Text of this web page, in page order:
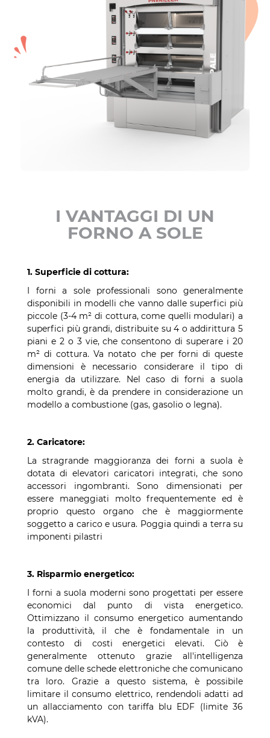
I VANTAGGI DI UN
FORNO A SOLE
1. Superficie di cottura:
I forni a sole professionali sono generalmente
disponibili in modelli che vanno dalle superfici più
piccole (3-4 m² di cottura, come quelli modulari) a
superfici più grandi, distribuite su 4 o addirittura 5
piani e 2 o 3 vie, che consentono di superare i 20
m² di cottura. Va notato che per forni di queste
dimensioni è necessario considerare il tipo di
energia da utilizzare. Nel caso di forni a suola
molto grandi, è da prendere in considerazione un
modello a combustione (gas, gasolio o legna).
2. Caricatore:
La stragrande maggioranza dei forni a suola è
dotata di elevatori caricatori integrati, che sono
accessori ingombranti. Sono dimensionati per
essere maneggiati molto frequentemente ed è
proprio questo organo che è maggiormente
soggetto a carico e usura. Poggia quindi a terra su
imponenti pilastri
3. Risparmio energetico:
I forni a suola moderni sono progettati per essere
economici dal punto di vista energetico.
Ottimizzano il consumo energetico aumentando
la produttività, il che è fondamentale in un
contesto di costi energetici elevati. Ciò è
generalmente ottenuto grazie all'intelligenza
comune delle schede elettroniche che comunicano
tra loro. Grazie a questo sistema, è possibile
limitare il consumo elettrico, rendendoli adatti ad
un allacciamento con tariffa blu EDF (limite 36
kVA).